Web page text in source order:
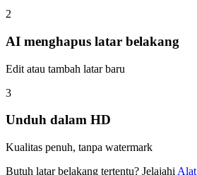
2
AI menghapus latar belakang
Edit atau tambah latar baru
3
Unduh dalam HD
Kualitas penuh, tanpa watermark
Butuh latar belakang tertentu? Jelajahi Alat